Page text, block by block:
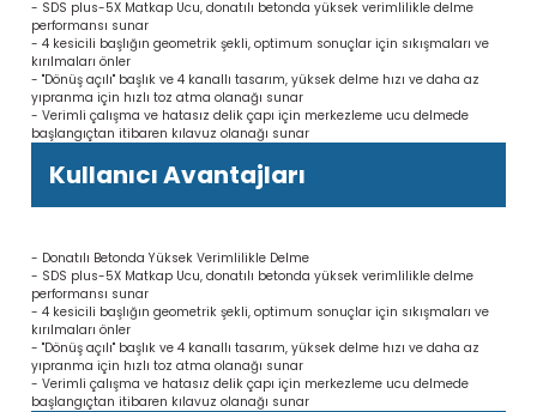
- SDS plus-5X Matkap Ucu, donatılı betonda yüksek verimlilikle delme
performansı sunar
- 4 kesicili başlığın geometrik şekli, optimum sonuçlar için sıkışmaları ve
kırılmaları önler
- "Dönüş açılı" başlık ve 4 kanallı tasarım, yüksek delme hızı ve daha az
yıpranma için hızlı toz atma olanağı sunar
- Verimli çalışma ve hatasız delik çapı için merkezleme ucu delmede
başlangıçtan itibaren kılavuz olanağı sunar
Kullanıcı Avantajları
- Donatılı Betonda Yüksek Verimlilikle Delme
- SDS plus-5X Matkap Ucu, donatılı betonda yüksek verimlilikle delme
performansı sunar
- 4 kesicili başlığın geometrik şekli, optimum sonuçlar için sıkışmaları ve
kırılmaları önler
- "Dönüş açılı" başlık ve 4 kanallı tasarım, yüksek delme hızı ve daha az
yıpranma için hızlı toz atma olanağı sunar
- Verimli çalışma ve hatasız delik çapı için merkezleme ucu delmede
başlangıçtan itibaren kılavuz olanağı sunar